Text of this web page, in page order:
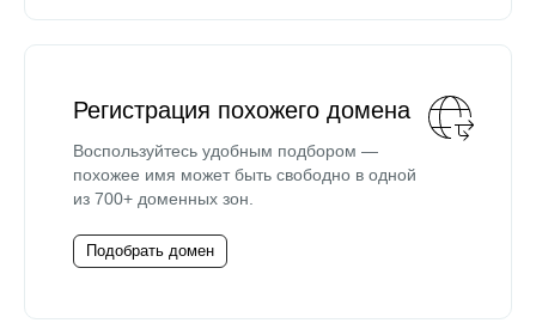
Регистрация похожего домена
Воспользуйтесь удобным подбором —
похожее имя может быть свободно в одной
из 700+ доменных зон.
Подобрать домен